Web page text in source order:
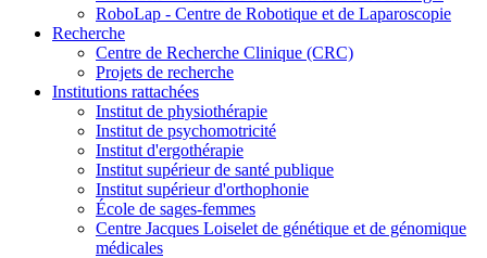
RoboLap - Centre de Robotique et de Laparoscopie
Recherche
Centre de Recherche Clinique (CRC)
Projets de recherche
Institutions rattachées
Institut de physiothérapie
Institut de psychomotricité
Institut d'ergothérapie
Institut supérieur de santé publique
Institut supérieur d'orthophonie
École de sages-femmes
Centre Jacques Loiselet de génétique et de génomique
médicales